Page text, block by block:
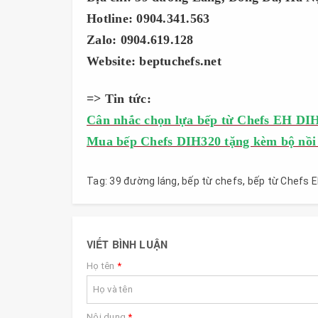
Hotline: 0904.341.563
Zalo: 0904.619.128
Website: beptuchefs.net
=> Tin tức:
Cân nhắc chọn lựa bếp từ Chefs EH
Mua bếp Chefs DIH320 tặng kèm bộ
Tag: 39 đường láng, bếp từ chefs, bếp từ Chefs
VIẾT BÌNH LUẬN
Họ tên *